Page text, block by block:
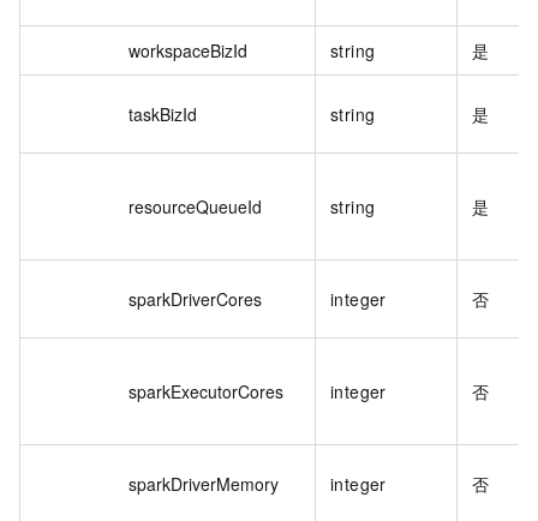
workspaceBizId string 是
taskBizId string 是
resourceQueueId string 是
sparkDriverCores integer 否
sparkExecutorCores integer 否
sparkDriverMemory integer 否